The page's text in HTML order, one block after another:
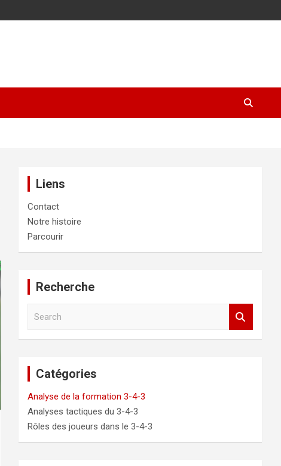
Liens
Contact
Notre histoire
Parcourir
Recherche
Catégories
Analyse de la formation 3-4-3
Analyses tactiques du 3-4-3
Rôles des joueurs dans le 3-4-3